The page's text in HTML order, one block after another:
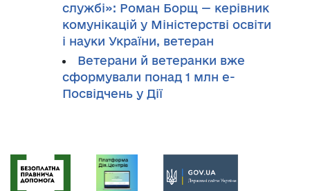
службі»: Роман Борщ — керівник
комунікацій у Міністерстві освіти
і науки України, ветеран
Ветерани й ветеранки вже
сформували понад 1 млн е-
Посвідчень у Дії